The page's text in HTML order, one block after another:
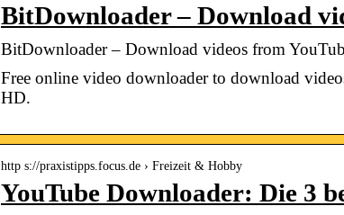
BitDownloader – Download
BitDownloader – Download videos from
Free online video downloader to download
HD.
http s://praxistipps.focus.de › Freizeit & Hobby
YouTube Downloader: Die 3